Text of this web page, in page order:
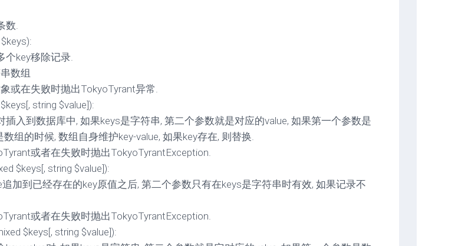
数.
个key移除记录.
数组
或在失败时抛出TokyoTyrant异常.
string $value]):
插入到数据库中, 如果keys是字符串, 第二个参数就是对应的value, 如果第一个参数是
组的时候, 数组自身维护key-value, 如果key存在, 则替换.
或者在失败时抛出TokyoTyrantException.
$keys[, string $value]):
加到已经存在的key原值之后, 第二个参数只有在keys是字符串时有效, 如果记录不
或者在失败时抛出TokyoTyrantException.
$keys[, string $value]):